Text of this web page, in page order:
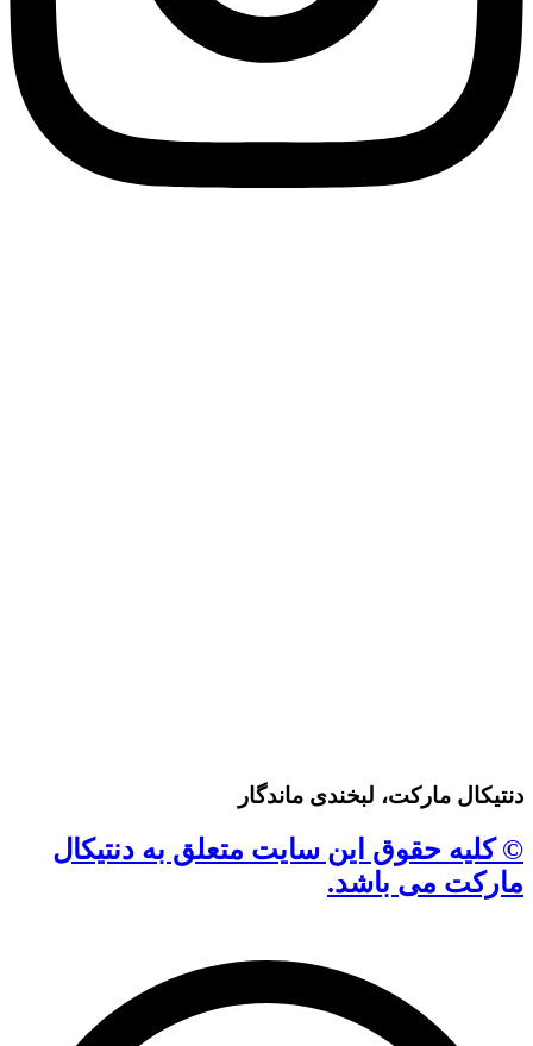
دنتیکال مارکت، لبخندی ماندگار
© کلیه حقوق این سایت متعلق به دنتیکال
مارکت می باشد.